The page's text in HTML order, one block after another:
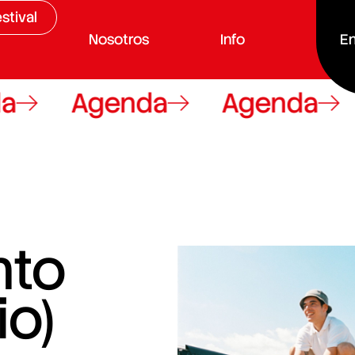
Nosotros
Info
Agenda Agenda